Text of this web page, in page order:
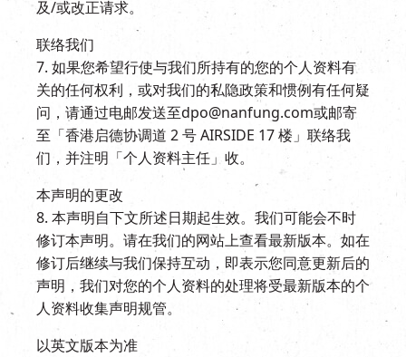
及/或改正请求。
联络我们
7. 如果您希望行使与我们所持有的您的个人资料有
关的任何权利，或对我们的私隐政策和惯例有任何疑
问，请通过电邮发送至dpo@nanfung.com或邮寄
至「香港启德协调道 2 号 AIRSIDE 17 楼」联络我
们，并注明「个人资料主任」收。
本声明的更改
8. 本声明自下文所述日期起生效。我们可能会不时
修订本声明。请在我们的网站上查看最新版本。如在
修订后继续与我们保持互动，即表示您同意更新后的
声明，我们对您的个人资料的处理将受最新版本的个
人资料收集声明规管。
以英文版本为准